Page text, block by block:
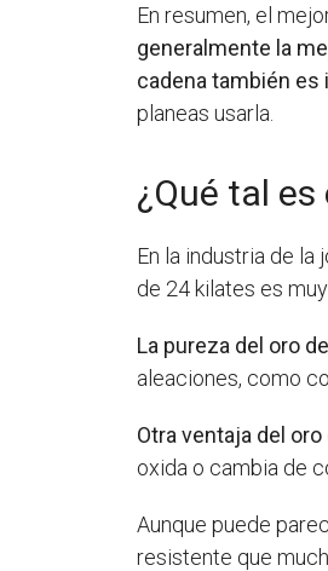
En resumen, el
generalmente la
cadena también es
planeas usarla.
¿Qué tal
En la industria de
de 24 kilates es
La pureza del oro
aleaciones, como
Otra ventaja del
oxida o cambia de
Aunque puede
resistente que